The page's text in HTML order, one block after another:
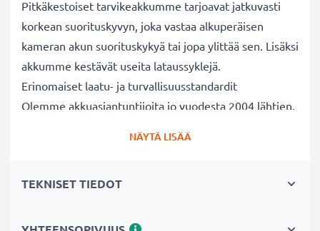
Pitkäkestoiset tarvikeakkumme tarjoavat jatkuvasti
korkean suorituskyvyn, joka vastaa alkuperäisen
kameran akun suorituskykyä tai jopa ylittää sen. Lisäksi
akkumme kestävät useita lataussyklejä.
Erinomaiset laatu- ja turvallisuusstandardit
Olemme akkuasiantuntijoita jo vuodesta 2004 lähtien.
Tärkeä lisä valokuvaajaan kameralaukkuun
pitkäaikaiseen valokuvaukseen tai videokuvaukseen.
NÄYTÄ LISÄÄ
TEKNISET TIEDOT